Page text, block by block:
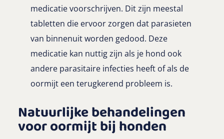
medicatie voorschrijven. Dit zijn meestal
tabletten die ervoor zorgen dat parasieten
van binnenuit worden gedood. Deze
medicatie kan nuttig zijn als je hond ook
andere parasitaire infecties heeft of als de
oormijt een terugkerend probleem is.
Natuurlijke behandelingen
voor oormijt bij honden